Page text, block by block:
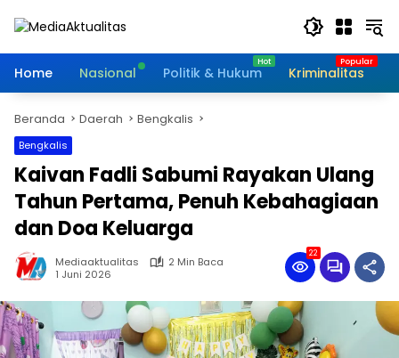
Home
Nasional Politik & Hukum Kriminalitas
Beranda Daerah Bengkalis
Bengkalis
Kaivan Fadli Sabumi Rayakan Ulang
Tahun Pertama, Penuh Kebahagiaan
dan Doa Keluarga
Mediaaktualitas
2 Min Baca
1 Juni 2026
22